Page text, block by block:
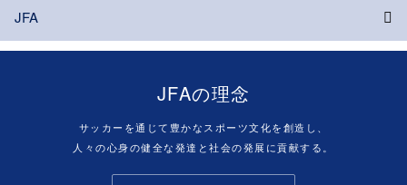
JFA
JFAの理念
サッカーを通じて豊かなスポーツ文化を創造し、
人々の心身の健全な発達と社会の発展に貢献する。